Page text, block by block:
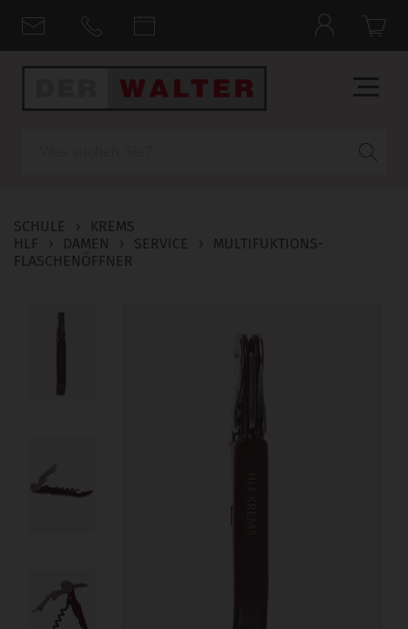
SCHULE ›
KREMS
HLF
› DAMEN › SERVICE ›
MULTIFUKTIONS-
FLASCHENÖFFNER